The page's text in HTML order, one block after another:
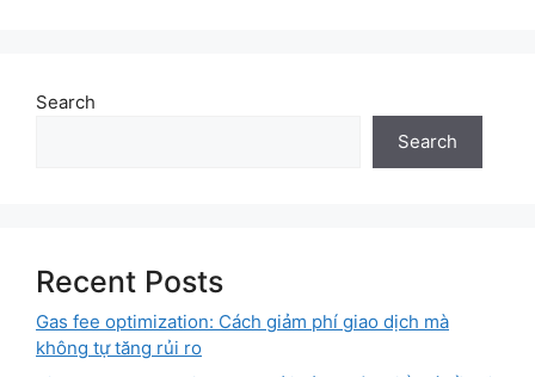
Search
Search
Recent Posts
Gas fee optimization: Cách giảm phí giao dịch mà
không tự tăng rủi ro